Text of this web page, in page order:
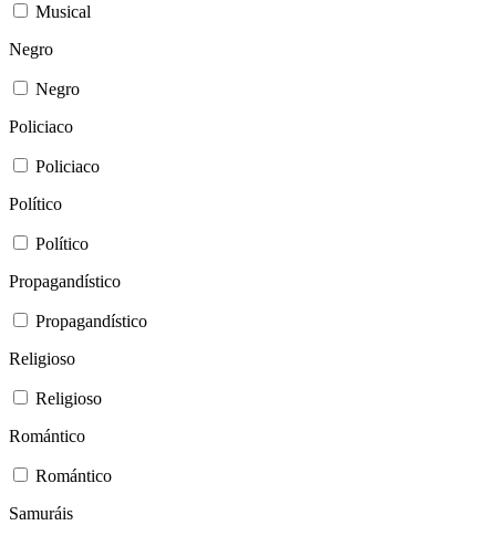
Musical
Negro
Negro
Policiaco
Policiaco
Político
Político
Propagandístico
Propagandístico
Religioso
Religioso
Romántico
Romántico
Samuráis